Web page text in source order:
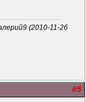
(2010-11-26
#5